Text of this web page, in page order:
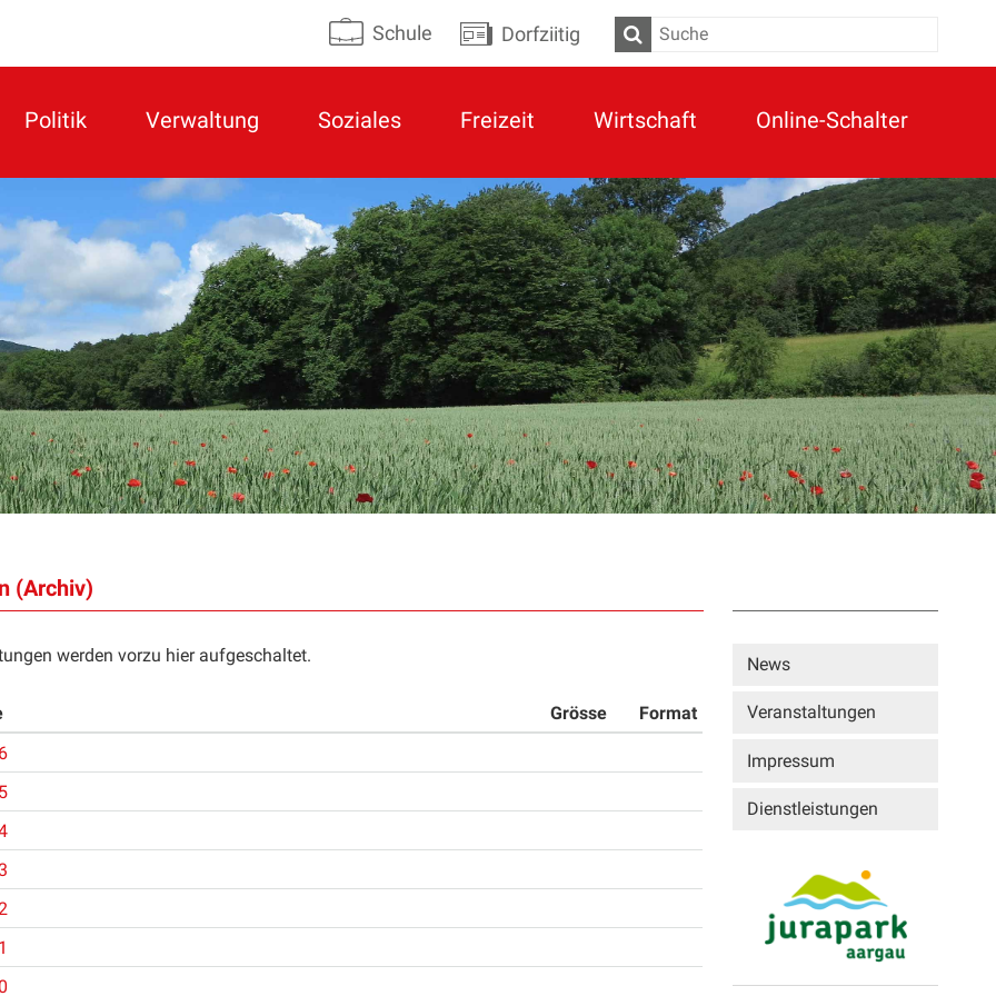
Schule Dorfziitig
Suche
Politik Verwaltung Soziales Freizeit Wirtschaft Online-Schalter
(Archiv)
werden vorzu hier aufgeschaltet.
Grösse
Format
Sidebar
News
Veranstaltungen
Impressum
Dienstleistungen